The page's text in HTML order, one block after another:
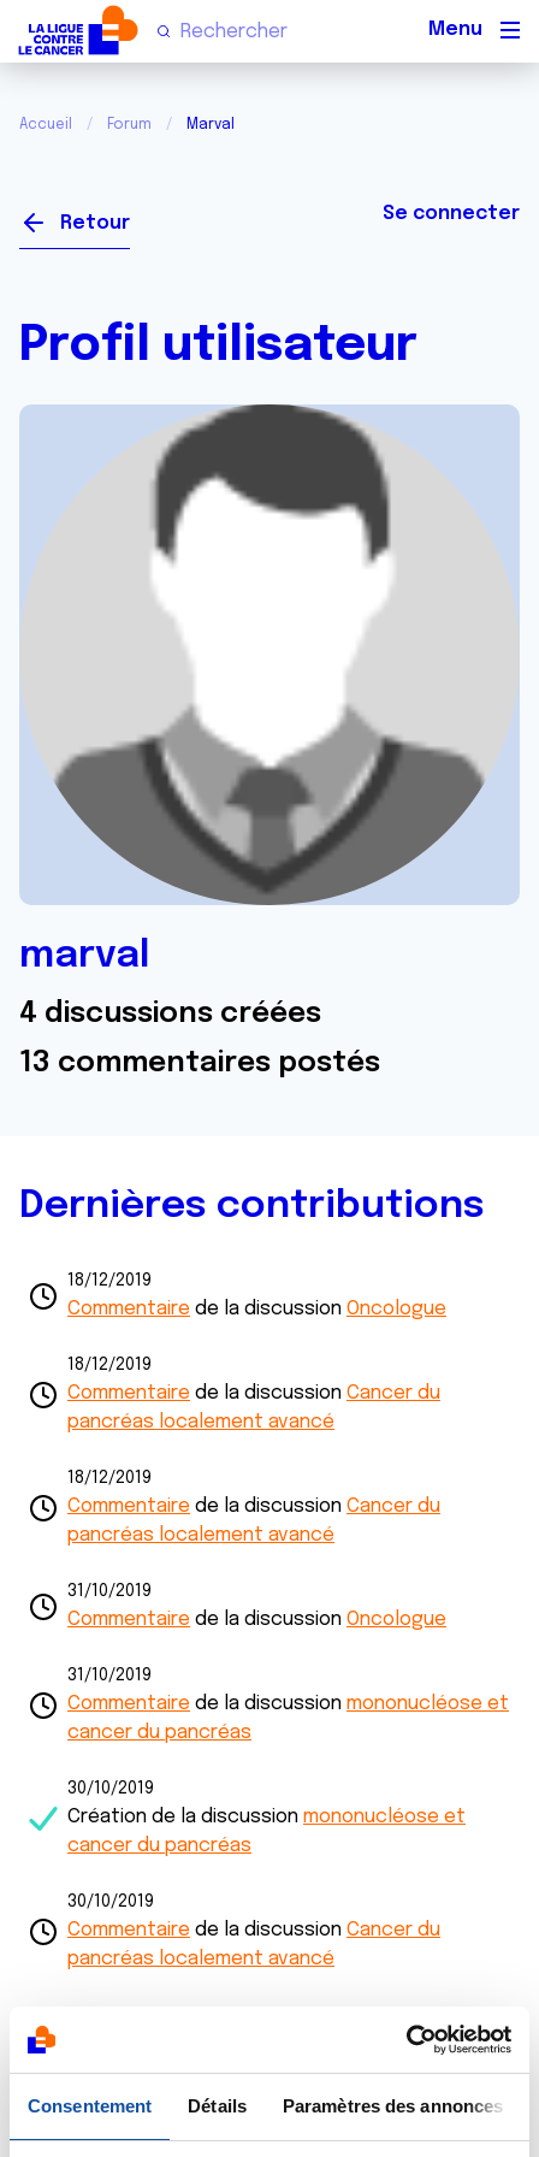
Consentement Détails Paramètres des annonces
Accueil Forum Marval
Retour Se connecter
Profil utilisateur
marval
4 discussions créées
13 commentaires postés
Dernières contributions
18/12/2019
Commentaire de la discussion Oncologue
18/12/2019
Commentaire de la discussion Cancer du
pancréas localement avancé
18/12/2019
Commentaire de la discussion Cancer du
pancréas localement avancé
31/10/2019
Commentaire de la discussion Oncologue
31/10/2019
Commentaire de la discussion mononucléose et
cancer du pancréas
30/10/2019
Création de la discussion mononucléose et
cancer du pancréas
30/10/2019
Commentaire de la discussion Cancer du
pancréas localement avancé
rechercher
oncologue ouvert au regime cetogène et jeune !